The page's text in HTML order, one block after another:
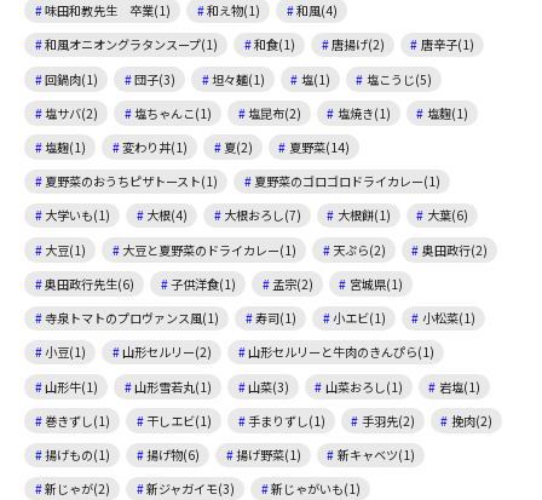
味田和教先生 卒業(1)
和え物(1)
和風(4)
和風オニオングラタンスープ(1)
和食(1) 唐揚げ(2)
唐辛子(1)
回鍋肉(1)
団子(3) 坦々麺(1) 塩(1)
塩こうじ(5)
塩サバ(2)
塩ちゃんこ(1) 塩昆布(2) 塩焼き(1)
塩麴(1)
塩麹(1)
変わり丼(1) 夏(2)
夏野菜(14)
夏野菜のおうちピザトースト(1)
夏野菜のゴロゴロドライカレー(1)
大学いも(1)
大根(4) 大根おろし(7) 大根餅(1)
大葉(6)
大豆(1)
大豆と夏野菜のドライカレー(1) 天ぷら(2)
奥田政行(2)
奥田政行先生(6)
子供洋食(1) 孟宗(2)
宮城県(1)
寺泉トマトのプロヴァンス風(1)
寿司(1) 小エビ(1)
小松菜(1)
小豆(1)
山形セルリー(2)
山形セルリーと牛肉のきんぴら(1)
山形牛(1)
山形雪若丸(1) 山菜(3) 山菜おろし(1)
岩塩(1)
巻きずし(1)
干しエビ(1) 手まりずし(1) 手羽先(2)
挽肉(2)
揚げもの(1)
揚げ物(6) 揚げ野菜(1)
新キャベツ(1)
新じゃが(2)
新ジャガイモ(3)
新じゃがいも(1)